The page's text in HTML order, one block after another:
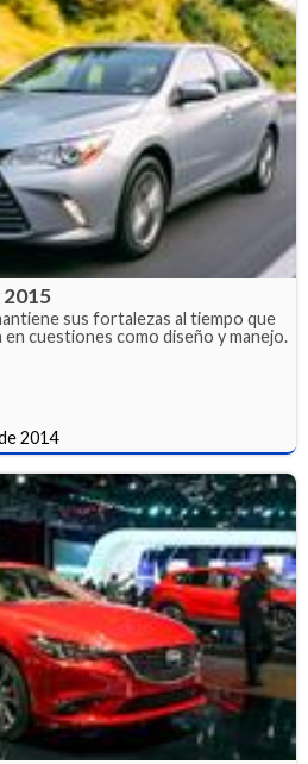
2015
sus fortalezas al tiempo que
cuestiones como diseño y manejo.
2014